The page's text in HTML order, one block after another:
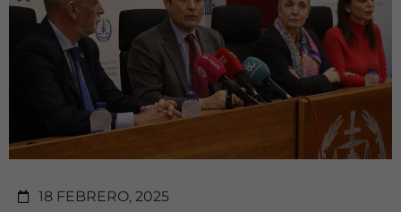
18 FEBRERO, 2025